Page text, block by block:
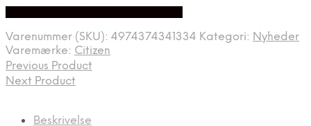
Varenummer (SKU): 4974374341334 Kategori: Nyheder
Varemærke: Citizen
Previous Product
Next Product
Beskrivelse